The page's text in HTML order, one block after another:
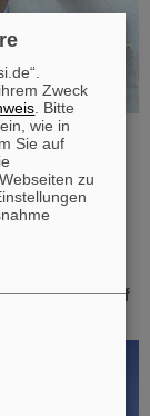
Wissenschaftler
indische
78 Jahren
im Kampf
Zweck
. Bitte
wie in
Sie auf
zu